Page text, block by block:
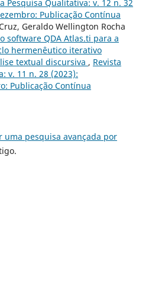
Pesquisa Qualitativa: v. 12 n. 32
Publicação Contínua
Geraldo Wellington Rocha
software QDA Atlas.ti para a
hermenêutico iterativo
textual discursiva , Revista
v. 11 n. 28 (2023):
Publicação Contínua
uma pesquisa avançada por